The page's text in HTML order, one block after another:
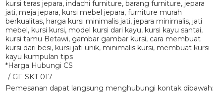
*Harga Hubungi CS
/ GF-SKT 017
Pemesanan dapat langsung menghubungi kontak dibawah: